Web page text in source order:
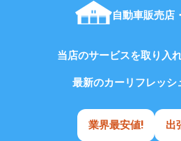
自動車販売店
当店のサービスを取り入
最新のカーリフレッシ
業界最安値! 出